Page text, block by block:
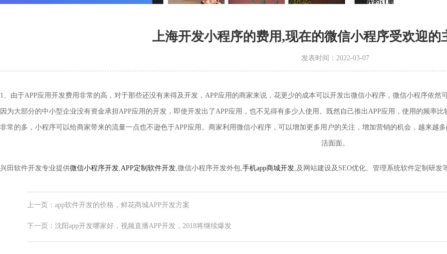
上海开发小程序的费用,现在的微信小程序受欢迎的
发表时间：2022-03-07
1、由于APP应用开发费用非常的高，对于那些还没有来得及开发，APP应用的商家来说，花更少的成本可以开发出微信小程序，微信小程序依
因为大部分的中小型企业没有资金承担APP应用的开发，即使开发出了APP应用，也不见得有多少人使用。既然自己推出APP应用，使用的频率
非常的多，小程序可以给商家带来的流量一点也不逊色于APP应用。商家利用微信小程序，可以增加更多用户的关注，增加营销的机会，越来越
活面面。
兴田软件开发专业提供微信小程序开发 APP定制软件开发 ,微信小程序开发外包, 手机app商城开发 ,及网站建设及SEO优化、管理系统软件定制研
上一页：app软件开发的价格，鲜花商城APP开发方案
下一页：沈阳app开发哪家好，视频直播APP开发，2018将继续爆发